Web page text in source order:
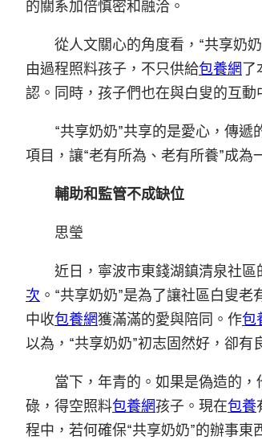
的關系加倍慎密和融洽。
從人文關心的角度看，“共享奶
由過程照料孩子，不只供給包養網了
認。同時，孩子們也在與白叟的互
“共享奶奶”共享的是愛心，傳遞
項目，讓“老有所為、老有所養”成
輔助和監管不成缺位
思瑩
近日，寧波市東錢湖鎮清泉社
次 。“共享奶奶”是為了讓社區白叟
中收包養網獲滿滿的愛與陪同。作包
以為，“共享奶奶”初志固然好，卻有
當下，年青的。如果是偽造的
碌，得空照料包養網孩子。現在包養
程中，若何確保“共享奶奶”的辦事東